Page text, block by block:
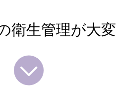
衛生管理が大変